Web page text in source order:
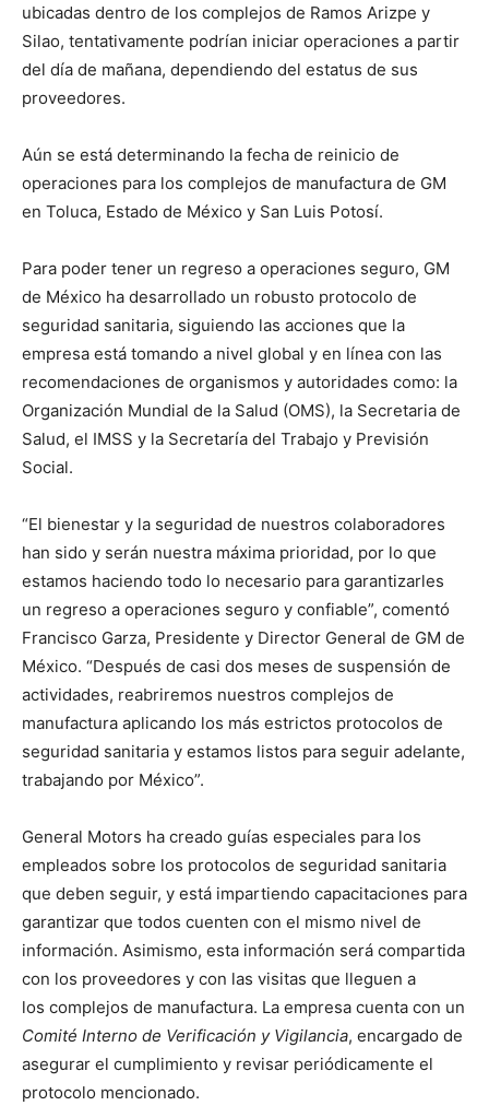
ubicadas dentro de los complejos de Ramos Arizpe y
Silao, tentativamente podrían iniciar operaciones a partir
del día de mañana, dependiendo del estatus de sus
proveedores.
Aún se está determinando la fecha de reinicio de
operaciones para los complejos de manufactura de GM
en Toluca, Estado de México y San Luis Potosí.
Para poder tener un regreso a operaciones seguro, GM
de México ha desarrollado un robusto protocolo de
seguridad sanitaria, siguiendo las acciones que la
empresa está tomando a nivel global y en línea con las
recomendaciones de organismos y autoridades como: la
Organización Mundial de la Salud (OMS), la Secretaria de
Salud, el IMSS y la Secretaría del Trabajo y Previsión
Social.
“El bienestar y la seguridad de nuestros colaboradores
han sido y serán nuestra máxima prioridad, por lo que
estamos haciendo todo lo necesario para garantizarles
un regreso a operaciones seguro y confiable”, comentó
Francisco Garza, Presidente y Director General de GM de
México. “Después de casi dos meses de suspensión de
actividades, reabriremos nuestros complejos de
manufactura aplicando los más estrictos protocolos de
seguridad sanitaria y estamos listos para seguir adelante,
trabajando por México”.
General Motors ha creado guías especiales para los
empleados sobre los protocolos de seguridad sanitaria
que deben seguir, y está impartiendo capacitaciones para
garantizar que todos cuenten con el mismo nivel de
información. Asimismo, esta información será compartida
con los proveedores y con las visitas que lleguen a
los complejos de manufactura. La empresa cuenta con un
Comité Interno de Verificación y Vigilancia, encargado de
asegurar el cumplimiento y revisar periódicamente el
protocolo mencionado.